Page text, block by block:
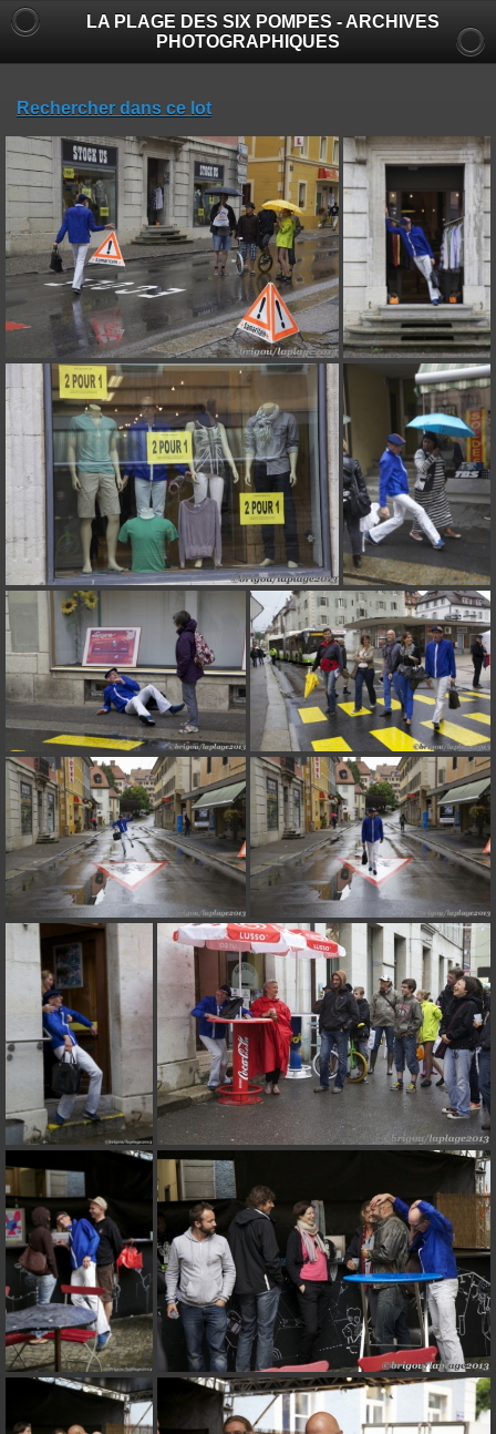
LA PLAGE DES SIX POMPES - ARCHIVES
PHOTOGRAPHIQUES
Rechercher dans ce lot